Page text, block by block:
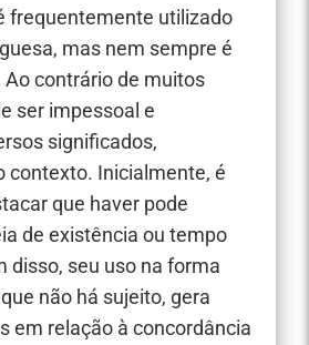
frequentemente utilizado
mas nem sempre é
contrário de muitos
ser impessoal e
significados,
contexto. Inicialmente, é
que haver pode
de existência ou tempo
disso, seu uso na forma
não há sujeito, gera
em relação à concordância